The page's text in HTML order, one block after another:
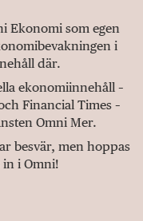
Ekonomi som egen
i
där.
ekonomiinnehåll –
Financial Times –
Omni Mer.
besvär, men hoppas
in i Omni!